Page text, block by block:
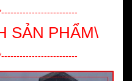
SẢN PHẨM\